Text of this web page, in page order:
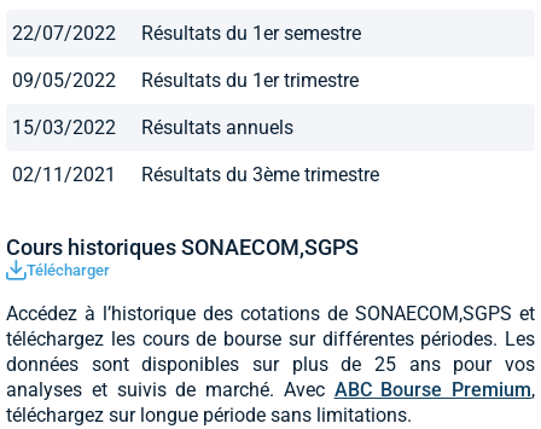
22/07/2022 Résultats du 1er semestre
09/05/2022 Résultats du 1er trimestre
15/03/2022 Résultats annuels
02/11/2021 Résultats du 3ème trimestre
Cours historiques SONAECOM,SGPS
Télécharger
Accédez à l’historique des cotations de SONAECOM,SGPS et
téléchargez les cours de bourse sur différentes périodes. Les
données sont disponibles sur plus de 25 ans pour vos
analyses et suivis de marché. Avec ABC Bourse Premium,
téléchargez sur longue période sans limitations.